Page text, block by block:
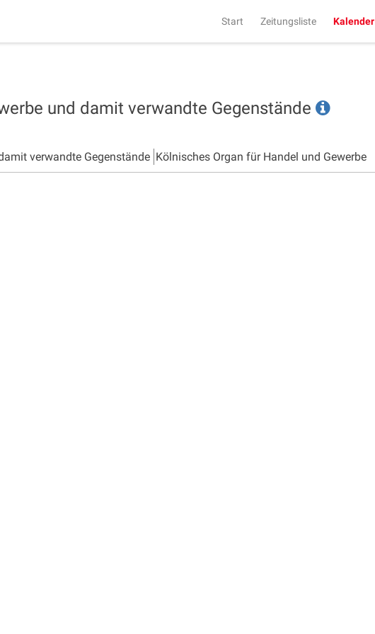
Start Zeitungsliste Kalender
und damit verwandte Gegenstände
verwandte Gegenstände Kölnisches Organ für Handel und Gewerbe